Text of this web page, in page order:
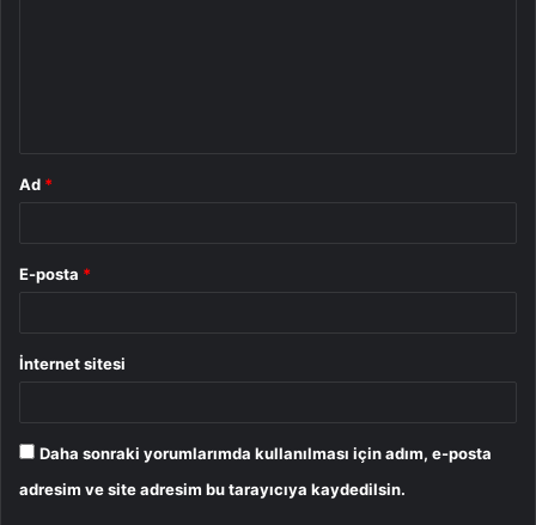
Ad *
E-posta *
İnternet sitesi
Daha sonraki yorumlarımda kullanılması için adım, e-posta
adresim ve site adresim bu tarayıcıya kaydedilsin.